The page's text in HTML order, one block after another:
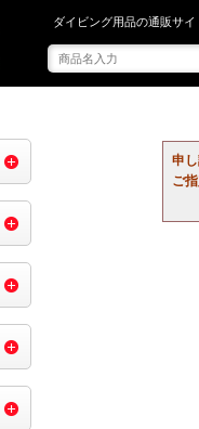
mic21で を買うなら
ダイビング用品の通販サイ
申し
ご